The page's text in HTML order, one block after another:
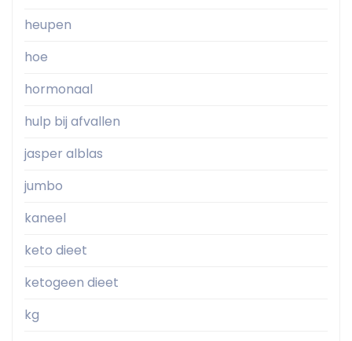
heupen
hoe
hormonaal
hulp bij afvallen
jasper alblas
jumbo
kaneel
keto dieet
ketogeen dieet
kg